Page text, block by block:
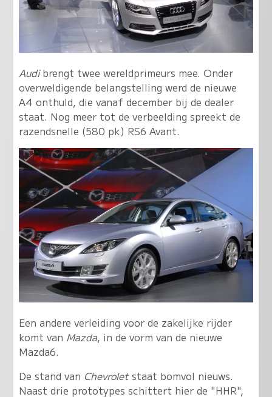
Audibrengt twee wereldprimeurs mee. Onder
overweldigende belangstelling werd de nieuwe
A4 onthuld, die vanaf december bij de dealer
staat. Nog meer tot de verbeelding spreekt de
razendsnelle (580 pk) RS6 Avant.
Een andere verleiding voor de zakelijke rijder
komt van Mazda, in de vorm van de nieuwe
Mazda6.
De stand van Chevroletstaat bomvol nieuws.
Naast drie prototypes schittert hier de "HHR",